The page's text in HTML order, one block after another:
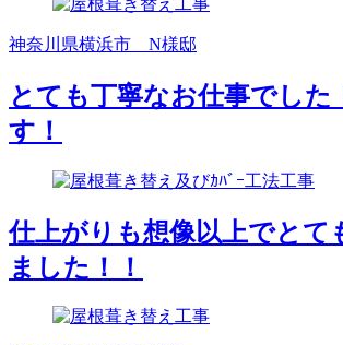
神奈川県横浜市 N様邸
とても丁寧なお仕事でした
す！
仕上がりも想像以上でとて
ました！！